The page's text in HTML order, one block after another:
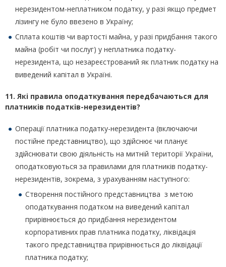
нерезидентом-неплатником податку, у разі якщо предмет
лізингу не було ввезено в Україну;
Сплата коштів чи вартості майна, у разі придбання такого
майна (робіт чи послуг) у неплатника податку-
нерезидента, що незареєстрований як платник податку на
виведений капітал в Україні.
11. Які правила оподаткування передбачаються для
платників податків-нерезидентів?
Операції платника податку-нерезидента (включаючи
постійне представництво), що здійснює чи планує
здійснювати свою діяльність на митній території України,
оподатковуються за правилами для платників податку-
нерезидентів, зокрема, з урахуванням наступного:
Створення постійного представництва з метою
оподаткування податком на виведений капітал
прирівнюється до придбання нерезидентом
корпоративних прав платника податку, ліквідація
такого представництва прирівнюється до ліквідації
платника податку;